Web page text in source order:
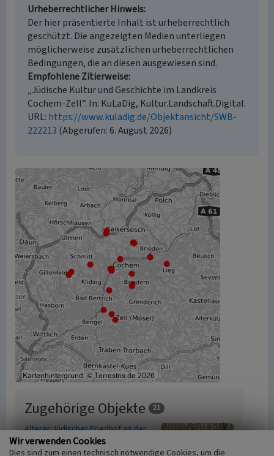
Urheberrechtlicher Hinweis
Der hier präsentierte Inhalt ist urheberrechtlich
geschützt. Die angezeigten Medien unterliegen
möglicherweise zusätzlichen urheberrechtlichen
Bedingungen, die an diesen ausgewiesen sind.
Empfohlene Zitierweise
„Jüdische Kultur und Geschichte im Landkreis
Cochem-Zell”. In: KuLaDig, Kultur.Landschaft.Digital.
URL: https://www.kuladig.de/Objektansicht/SWB-
222213 (Abgerufen: 6. August 2026)
Zugehörige Objekte 21
Älterer Jüdischer Friedhof an der
Knippwiese in Cochem
Beginn 1701 bis 1800
Wir verwenden Cookies
Dies sind zum einen technisch notwendige Cookies, um die